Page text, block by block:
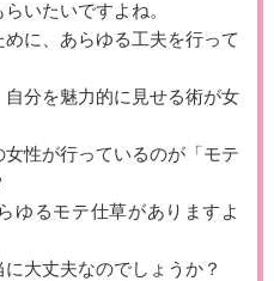
いたいですよね。
に、あらゆる工夫を行って
分を魅力的に見せる術が女
性が行っているのが「モテ
ゆるモテ仕草がありますよ
大丈夫なのでしょうか？